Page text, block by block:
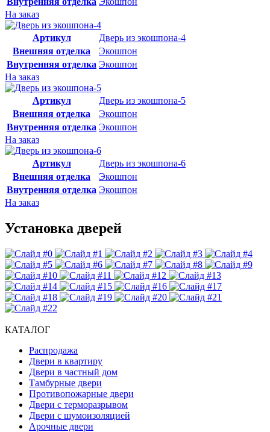
На заказ
Артикул
Дверь из экошпона-4
Внешняя отделка
Экошпон
Внутренняя отделка Экошпон
На заказ
Артикул
Дверь из экошпона-5
Внешняя отделка
Экошпон
Внутренняя отделка Экошпон
На заказ
Артикул
Дверь из экошпона-6
Внешняя отделка
Экошпон
Внутренняя отделка Экошпон
На заказ
Установка дверей
КАТАЛОГ
Распродажа
Двери в квартиру
Двери в частный дом
Тамбурные двери
Противопожарные двери
Двери с терморазрывом
Двери с шумоизоляцией
Арочные двери